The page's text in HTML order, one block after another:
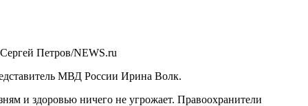
Петров/NEWS.ru
МВД России Ирина Волк.
и здоровью ничего не угрожает. Правоохранители